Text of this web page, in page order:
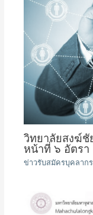
วิทยาลัยสงฆ์ชั
หน้าที่ ๖ อัตรา
ข่าวรับสมัครบุคลากร